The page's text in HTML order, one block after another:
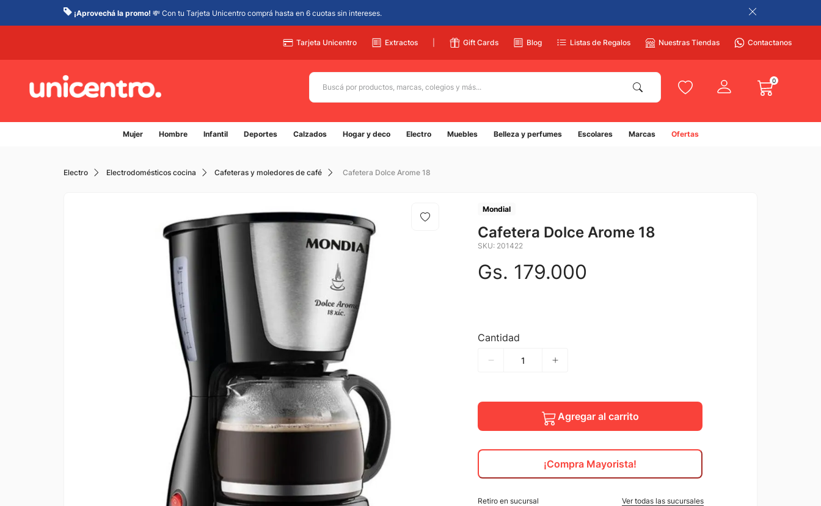
¡Aprovechá la promo! 💸 Con tu Tarjeta Unicentro comprá hasta en 6 cuotas sin intereses.
Tarjeta Unicentro Extractos Gift Cards Blog Listas de Regalos Nuestras Tiendas Contactanos
Buscá por productos, marcas, colegios y más... 0
Mujer Hombre Infantil Deportes Calzados Hogar y deco Electro Muebles Belleza y perfumes Escolares Marcas Ofertas
Electro Electrodomésticos cocina Cafeteras y moledores de café Cafetera Dolce Arome 18
Mondial
Cafetera Dolce Arome 18
SKU: 201422
Gs. 179.000
Cantidad
Agregar al carrito
¡Compra Mayorista!
Retiro en sucursal Ver todas las sucursales
Términos más buscados